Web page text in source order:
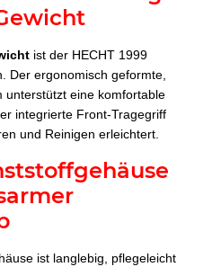
ist der HECHT 1999
Der ergonomisch geformte,
unterstützt eine komfortable
integrierte Front-Tragegriff
und Reinigen erleichtert.
ist langlebig, pflegeleicht